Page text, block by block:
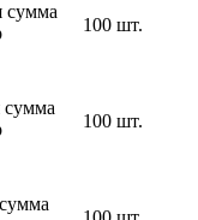
сумма
100 шт.
100 шт.